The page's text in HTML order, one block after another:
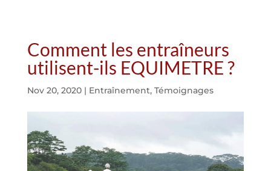
Comment les entraîneurs
utilisent-ils EQUIMETRE ?
Nov 20, 2020| Entraînement, Témoignages